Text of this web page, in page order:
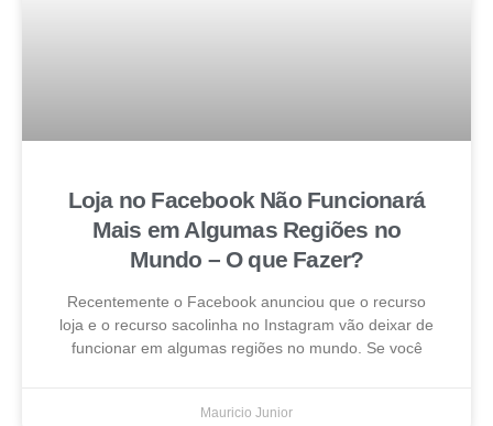
Loja no Facebook Não Funcionará
Mais em Algumas Regiões no
Mundo – O que Fazer?
Recentemente o Facebook anunciou que o recurso
loja e o recurso sacolinha no Instagram vão deixar de
funcionar em algumas regiões no mundo. Se você
Mauricio Junior